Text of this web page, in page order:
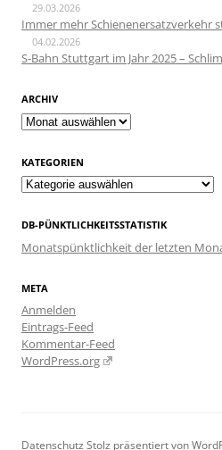
29.03.2026
Immer mehr Schienenersatzverkehr
04.02.2026
S-Bahn Stuttgart im Jahr 2025 –
ARCHIV
Archiv
KATEGORIEN
Kategorien
DB-PÜNKTLICHKEITSSTATISTIK
Monatspünktlichkeit der letzten
META
Anmelden
Eintrags-Feed
Kommentar-Feed
WordPress.org
Datenschutz Stolz präsentiert von